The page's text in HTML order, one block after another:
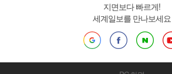
지면보다 빠르게!
세계일보를 만나보세요